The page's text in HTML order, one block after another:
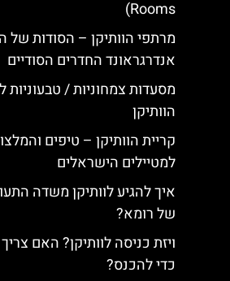
Rooms)
מרתפי הוותיקן – הסודות של
אנדרגראונד החדרים הסודיים
מסעדות צמחוניות / טבעוניות
הוותיקן
קריית הוותיקן – טיפים
למטיילים הישראלים
איך להגיע לוותיקן משדה
של רומא?
ויזת כניסה לוותיקן? האם
כדי להכנס?